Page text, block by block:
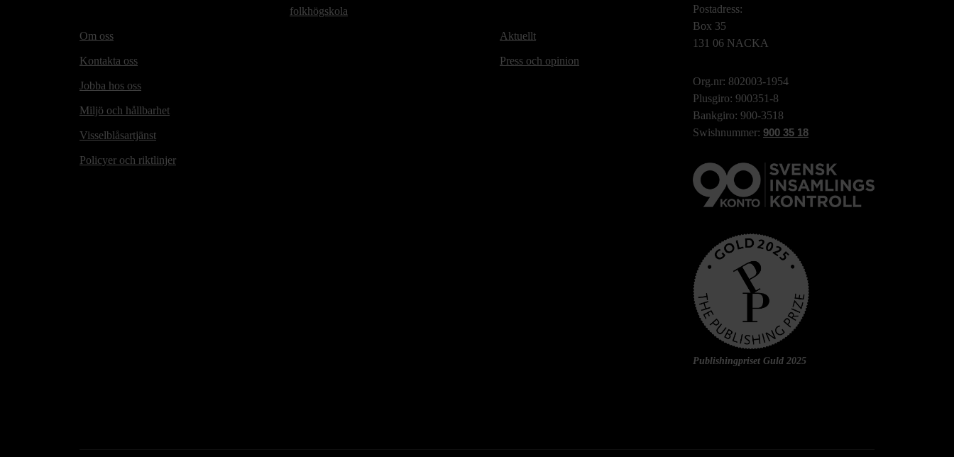
folkhögskola
Om oss
Kontakta oss
Jobba hos oss
Miljö och hållbarhet
Visselblåsartjänst
Policyer och riktlinjer
Aktuellt
Press och opinion
Postadress:
Box 35
131 06 NACKA
Org.nr: 802003-1954
Plusgiro: 900351-8
Bankgiro: 900-3518
Swishnummer: 900 35 18
Publishingpriset Guld 2025